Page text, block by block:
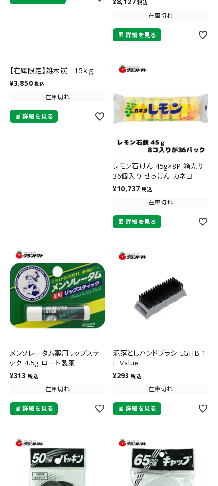
税込
在庫切れ
詳細を見る
【在庫限定】雑木炭 15ｋｇ
¥3,850 税込
在庫切れ
詳細を見る
レモン石けん 45g×8P 箱売り
36個入り せっけん カネヨ
¥10,737 税込
在庫切れ
詳細を見る
メンソレータム薬用リップステ
ック 4.5g ロート製薬
¥313 税込
在庫切れ
詳細を見る
泥落としハンドブラシ EGHB-1
E-Value
¥293 税込
在庫切れ
詳細を見る